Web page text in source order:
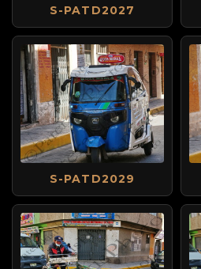
S-PATD2027
S-PATD2029